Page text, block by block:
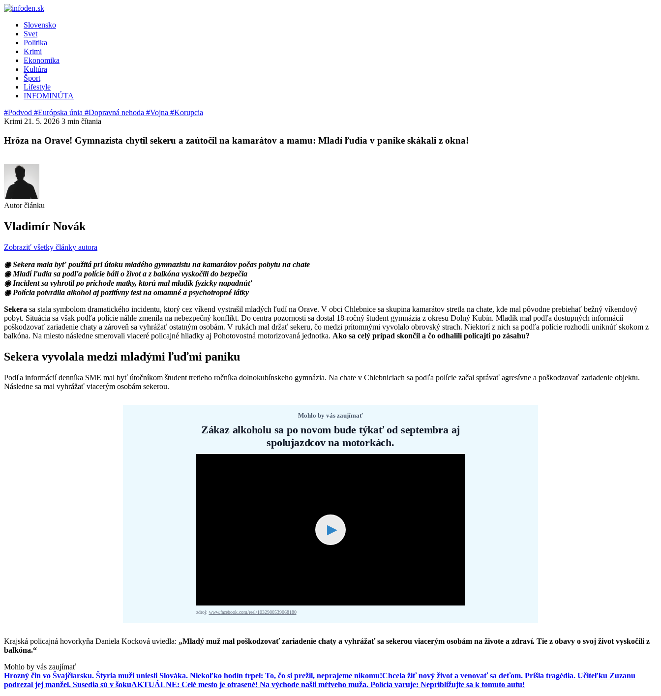
Slovensko
Svet
Politika
Krimi
Ekonomika
Kultúra
Šport
Lifestyle
INFOMINÚTA
#Podvod #Európska únia #Dopravná nehoda #Vojna #Korupcia
Krimi 21. 5. 2026 3 min čítania
Hrôza na Orave! Gymnazista chytil sekeru a zaútočil na kamarátov a mamu: Mladí ľudia v panike skákali z okna!
Autor článku
Vladimír Novák
Zobraziť všetky články autora
◉ Sekera mala byť použitá pri útoku mladého gymnazistu na kamarátov počas pobytu na chate
◉ Mladí ľudia sa podľa polície báli o život a z balkóna vyskočili do bezpečia
◉ Incident sa vyhrotil po príchode matky, ktorú mal mladík fyzicky napadnúť
◉ Polícia potvrdila alkohol aj pozitívny test na omamné a psychotropné látky
Sekera sa stala symbolom dramatického incidentu, ktorý cez víkend vystrašil mladých ľudí na Orave. V obci Chlebnice sa skupina kamarátov stretla na chate, kde mal pôvodne prebiehať bežný víkendový
pobyt. Situácia sa však podľa polície náhle zmenila na nebezpečný konflikt. Do centra pozornosti sa dostal 18-ročný študent gymnázia z okresu Dolný Kubín. Mladík mal podľa dostupných informácií
poškodzovať zariadenie chaty a zároveň sa vyhrážať ostatným osobám. V rukách mal držať sekeru, čo medzi prítomnými vyvolalo obrovský strach. Niektorí z nich sa podľa polície rozhodli uniknúť skokom z
balkóna. Na miesto následne smerovali viaceré policajné hliadky aj Pohotovostná motorizovaná jednotka. Ako sa celý prípad skončil a čo odhalili policajti po zásahu?
Sekera vyvolala medzi mladými ľuďmi paniku
Podľa informácií denníka SME mal byť útočníkom študent tretieho ročníka dolnokubínskeho gymnázia. Na chate v Chlebniciach sa podľa polície začal správať agresívne a poškodzovať zariadenie objektu.
Následne sa mal vyhrážať viacerým osobám sekerou.
Mohlo by vás zaujímať
Zákaz alkoholu sa po novom bude týkať od septembra aj
spolujazdcov na motorkách.
▶
zdroj: www.facebook.com/reel/1032980539068180
Krajská policajná hovorkyňa Daniela Kocková uviedla: „Mladý muž mal poškodzovať zariadenie chaty a vyhrážať sa sekerou viacerým osobám na živote a zdraví. Tie z obavy o svoj život vyskočili z
balkóna.“
Mohlo by vás zaujímať
Hrozný čin vo Švajčiarsku. Štyria muži uniesli Slováka. Niekoľko hodín trpel: To, čo si prežil, neprajeme nikomu!Chcela žiť nový život a venovať sa deťom. Prišla tragédia. Učiteľku Zuzanu
podrezal jej manžel. Susedia sú v šokuAKTUÁLNE: Celé mesto je otrasené! Na východe našli mŕtveho muža. Polícia varuje: Nepribližujte sa k tomuto autu!